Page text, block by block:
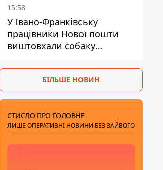
15:58
У Івано-Франківську
працівники Нової пошти
виштовхали собаку
спеку — реакція компанії
БІЛЬШЕ НОВИН
СТИСЛО ПРО ГОЛОВНЕ
ЛИШЕ ОПЕРАТИВНІ НОВИНИ БЕЗ ЗАЙВОГО